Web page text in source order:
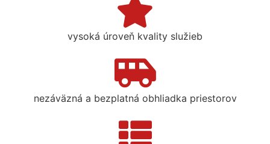
vysoká úroveň kvality služieb
nezáväzná a bezplatná obhliadka priestorov